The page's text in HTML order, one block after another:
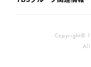
Copyright©
All